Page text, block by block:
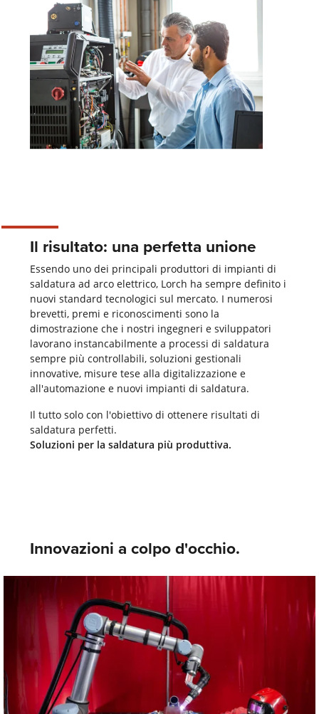
Il risultato: una perfetta unione
Essendo uno dei principali produttori di impianti di
saldatura ad arco elettrico, Lorch ha sempre definito i
nuovi standard tecnologici sul mercato. I numerosi
brevetti, premi e riconoscimenti sono la
dimostrazione che i nostri ingegneri e sviluppatori
lavorano instancabilmente a processi di saldatura
sempre più controllabili, soluzioni gestionali
innovative, misure tese alla digitalizzazione e
all'automazione e nuovi impianti di saldatura.
Il tutto solo con l'obiettivo di ottenere risultati di
saldatura perfetti.
Soluzioni per la saldatura più produttiva.
Innovazioni a colpo d'occhio.